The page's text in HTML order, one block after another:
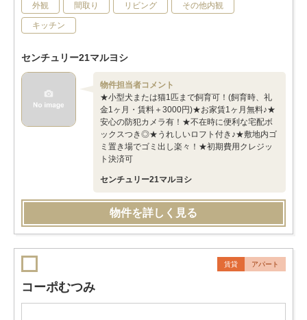
外観 間取り リビング その他内観
キッチン
センチュリー21マルヨシ
物件担当者コメント
★小型犬または猫1匹まで飼育可！(飼育時、礼
金1ヶ月・賃料＋3000円)★お家賃1ヶ月無料♪★
安心の防犯カメラ有！★不在時に便利な宅配ボ
ックスつき◎★うれしいロフト付き♪★敷地内ゴ
ミ置き場でゴミ出し楽々！★初期費用クレジッ
ト決済可
センチュリー21マルヨシ
物件を詳しく見る
賃貸 アパート
コーポむつみ